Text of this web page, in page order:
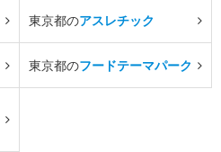
東京都のアスレチック
東京都のフードテーマパーク